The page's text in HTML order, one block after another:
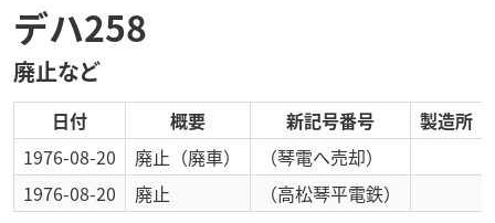
デハ258
廃止など
日付 概要 新記号番号 製造所
1976-08-20
廃止 （廃車）
（琴電へ売却）
1976-08-20
廃止 （高松琴平電鉄）